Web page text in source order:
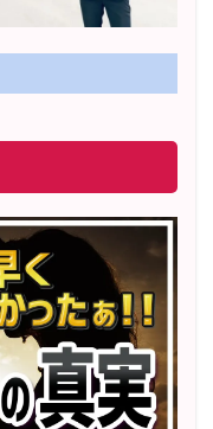
×講座オンラインサ
マスター講座」準
イホー「LOVEマス
実績 1500名越え
高めるメールレッス